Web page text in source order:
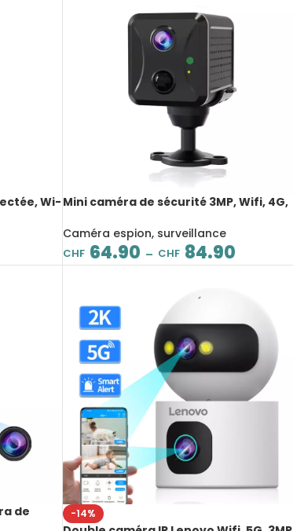
Wi- Mini caméra de sécurité 3MP, Wifi, 4G,
infrarouge, rechargeable
Caméra espion, surveillance
CHF 64.90 – CHF 84.90
de
-14%